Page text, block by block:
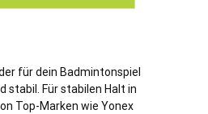
für dein Badmintonspiel
stabil. Für stabilen Halt in
Top-Marken wie Yonex